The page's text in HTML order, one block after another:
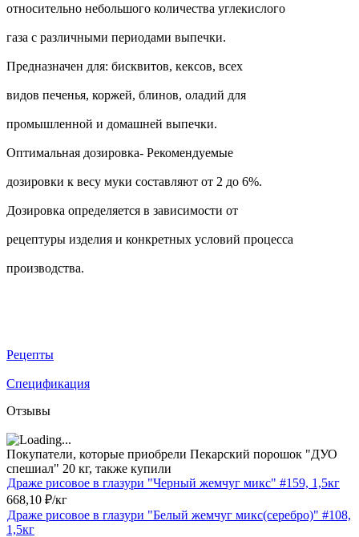
относительно небольшого количества углекислого
газа с различными периодами выпечки.
Предназначен для: бисквитов, кексов, всех
видов печенья, коржей, блинов, оладий для
промышленной и домашней выпечки.
Оптимальная дозировка- Рекомендуемые
дозировки к весу муки составляют от 2 до 6%.
Дозировка определяется в зависимости от
рецептуры изделия и конкретных условий процесса
производства.
Рецепты
Спецификация
Отзывы
Покупатели, которые приобрели Пекарский порошок "ДУО
спешиал" 20 кг, также купили
Драже рисовое в глазури "Черный жемчуг микс" #159, 1,5кг
668,10 ₽/кг
Драже рисовое в глазури "Белый жемчуг микс(серебро)" #108,
1,5кг